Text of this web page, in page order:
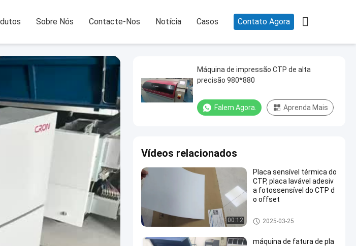
Sobre Nós Contacte-Nos Notícia Casos Contato Agora 
Máquina de impressão CTP de alta
precisão 980*880
Falem Agora. Aprenda Mais
Vídeos relacionados
00:12
Placa sensível térmica do
CTP, placa lavável adesiv
a fotossensível do CTP d
o offset
Placa do CTP da dupla camad
a
2025-03-25
máquina de fatura de pla